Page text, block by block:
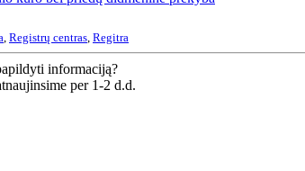
Registrų centras Regitra
informaciją?
per 1-2 d.d.